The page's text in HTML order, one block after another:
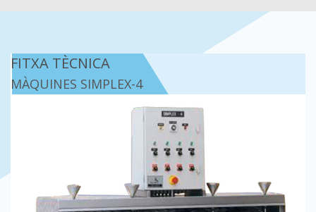
FITXA TÈCNICA
MÀQUINES SIMPLEX-4